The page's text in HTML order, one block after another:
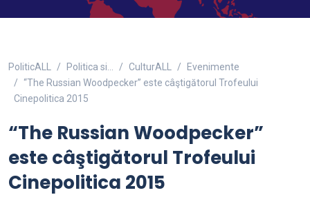
PoliticALL Politica si… CulturALL
Evenimente
“The Russian Woodpecker” este câştigătorul Trofeului
Cinepolitica 2015
“The Russian Woodpecker”
este câştigătorul Trofeului
Cinepolitica 2015